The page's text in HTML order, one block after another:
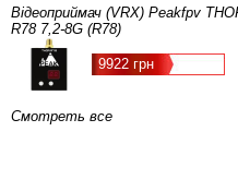
Відеоприймач (VRX) Peakfpv
R78 7,2-8G (R78)
9922 грн
Смотреть все